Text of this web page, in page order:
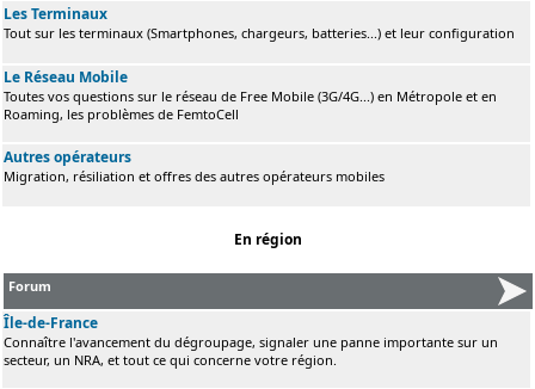
Les Terminaux
Tout sur les terminaux (Smartphones, chargeurs, batteries...) et leur configuration
Le Réseau Mobile
Toutes vos questions sur le réseau de Free Mobile (3G/4G...) en Métropole et en
Roaming, les problèmes de FemtoCell
Autres opérateurs
Migration, résiliation et offres des autres opérateurs mobiles
En région
Forum
Île-de-France
Connaître l'avancement du dégroupage, signaler une panne importante sur un
secteur, un NRA, et tout ce qui concerne votre région.